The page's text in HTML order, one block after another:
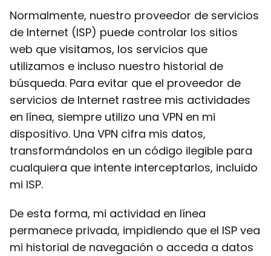
Normalmente, nuestro proveedor de servicios
de Internet (ISP) puede controlar los sitios
web que visitamos, los servicios que
utilizamos e incluso nuestro historial de
búsqueda. Para evitar que el proveedor de
servicios de Internet rastree mis actividades
en línea, siempre utilizo una VPN en mi
dispositivo. Una VPN cifra mis datos,
transformándolos en un código ilegible para
cualquiera que intente interceptarlos, incluido
mi ISP.
De esta forma, mi actividad en línea
permanece privada, impidiendo que el ISP vea
mi historial de navegación o acceda a datos